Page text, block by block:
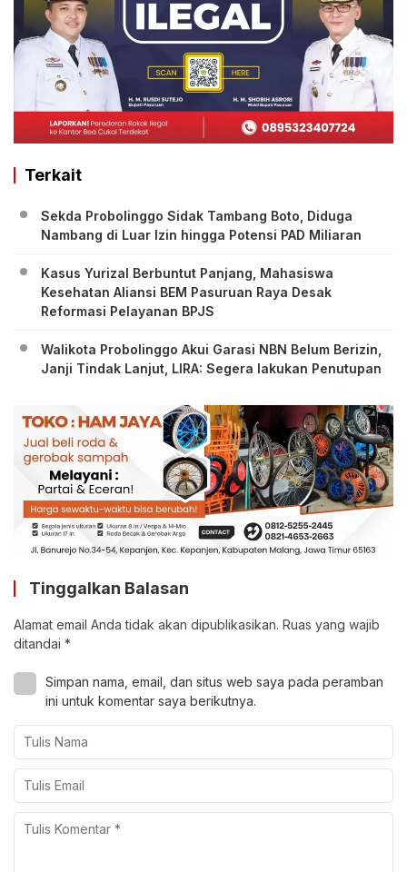
Terkait
Sekda Probolinggo Sidak Tambang Boto, Diduga
Nambang di Luar Izin hingga Potensi PAD Miliaran
Kasus Yurizal Berbuntut Panjang, Mahasiswa
Kesehatan Aliansi BEM Pasuruan Raya Desak
Reformasi Pelayanan BPJS
Walikota Probolinggo Akui Garasi NBN Belum Berizin,
Janji Tindak Lanjut, LIRA: Segera lakukan Penutupan
Tinggalkan Balasan
Alamat email Anda tidak akan dipublikasikan. Ruas yang wajib
ditandai *
Simpan nama, email, dan situs web saya pada peramban
ini untuk komentar saya berikutnya.